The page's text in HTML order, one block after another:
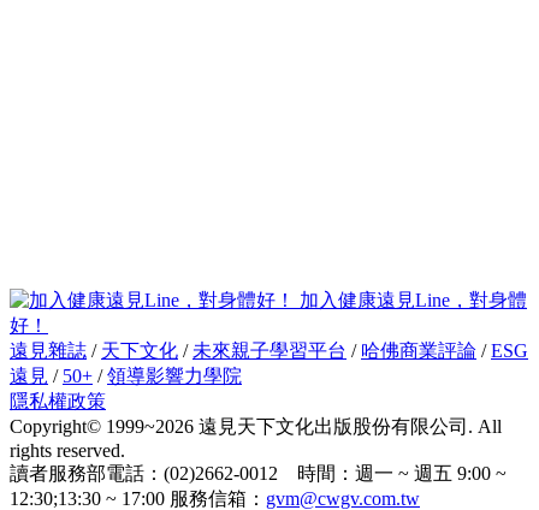
加入健康遠見Line，對身體
好！
遠見雜誌 / 天下文化 / 未來親子學習平台 / 哈佛商業評論 /ESG
遠見 / 50+ /領導影響力學院
隱私權政策
Copyright© 1999~2026 遠見天下文化出版股份有限公司. All
rights reserved.
讀者服務部電話：(02)2662-0012 時間：週一 ~ 週五 9:00 ~
12:30;13:30 ~ 17:00 服務信箱： gvm@cwgv.com.tw